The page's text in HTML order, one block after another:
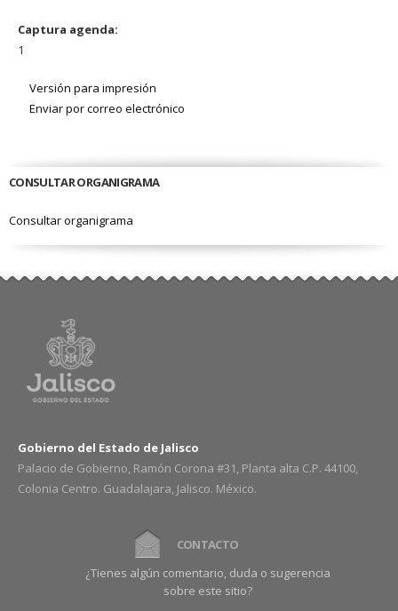
Captura agenda:
1
Versión para impresión
Enviar por correo electrónico
CONSULTAR ORGANIGRAMA
Consultar organigrama
Gobierno del Estado de Jalisco
Palacio de Gobierno, Ramón Corona #31, Planta alta C.P. 44100,
Colonia Centro. Guadalajara, Jalisco. México.
CONTACTO
¿Tienes algún comentario, duda o sugerencia
sobre este sitio?